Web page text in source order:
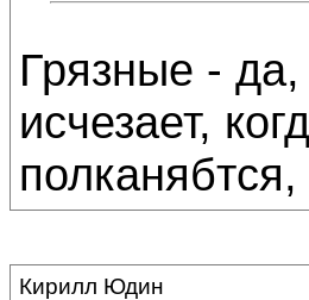
Грязные -
исчезает,
Кирилл Юдин